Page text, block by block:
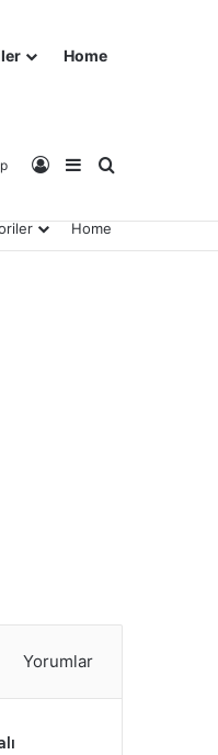
Home
Kayıt OlKenar Bölmesi
Arama yap
Home
Yorumlar